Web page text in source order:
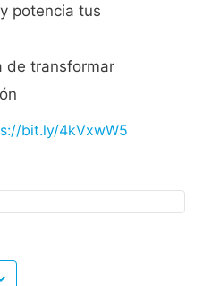
potencia tus
de transformar
bit.ly/4kVxwW5